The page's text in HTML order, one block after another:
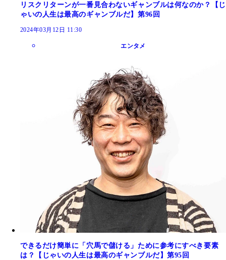
リスクリターンが一番見合わないギャンブルは何なのか？【じ
ゃいの人生は最高のギャンブルだ】第96回
2024年03月12日 11:30
エンタメ
できるだけ簡単に「穴馬で儲ける」ために参考にすべき要素
は？【じゃいの人生は最高のギャンブルだ】第95回